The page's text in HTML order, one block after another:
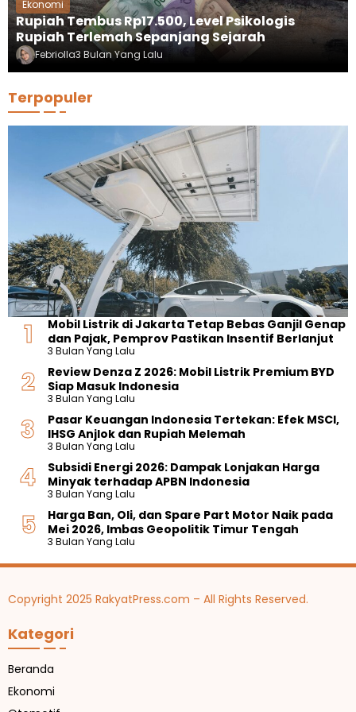
Ekonomi
Rupiah Tembus Rp17.500, Level Psikologis
Rupiah Terlemah Sepanjang Sejarah
Febriolla3 Bulan Yang Lalu
Terpopuler
Mobil Listrik di Jakarta Tetap Bebas Ganjil Genap
dan Pajak, Pemprov Pastikan Insentif Berlanjut
3 Bulan Yang Lalu
Review Denza Z 2026: Mobil Listrik Premium BYD
Siap Masuk Indonesia
3 Bulan Yang Lalu
Pasar Keuangan Indonesia Tertekan: Efek MSCI,
IHSG Anjlok dan Rupiah Melemah
3 Bulan Yang Lalu
Subsidi Energi 2026: Dampak Lonjakan Harga
Minyak terhadap APBN Indonesia
3 Bulan Yang Lalu
Harga Ban, Oli, dan Spare Part Motor Naik pada
Mei 2026, Imbas Geopolitik Timur Tengah
3 Bulan Yang Lalu
Copyright 2025 RakyatPress.com – All Rights Reserved.
Kategori
Beranda
Ekonomi